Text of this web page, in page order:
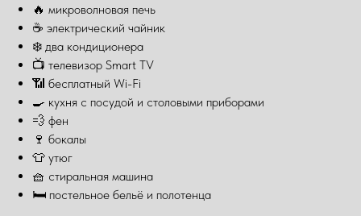
🔥 микроволновая печь
☕ электрический чайник
❄️ два кондиционера
📺 телевизор Smart TV
📶 бесплатный Wi-Fi
🍳 кухня с посудой и столовыми приборами
💨 фен
🍷 бокалы
👕 утюг
🧺 стиральная машина
🛏️ постельное бельё и полотенца